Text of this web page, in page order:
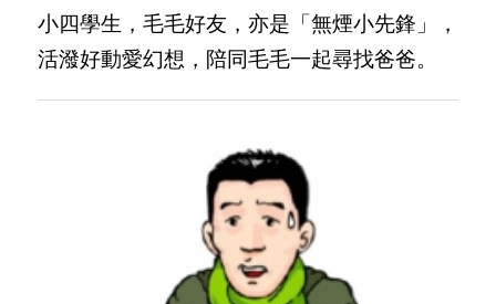
小四學生，毛毛好友，亦是「無煙小先鋒」，
活潑好動愛幻想，陪同毛毛一起尋找爸爸。